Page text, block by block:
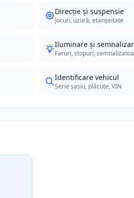
Direcție și suspensie
Jocuri, uzură, etanșeitate
Iluminare și
Faruri, stopuri,
Identificare vehicul
Serie șasiu, plăcuțe, VIN